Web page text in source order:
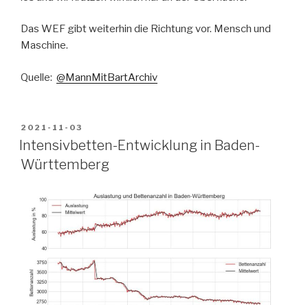
Das WEF gibt weiterhin die Richtung vor. Mensch und
Maschine.
Quelle: @MannMitBartArchiv
VERÖFFENTLICHT
AM
2021-11-03
Intensivbetten-Entwicklung in Baden-
Württemberg